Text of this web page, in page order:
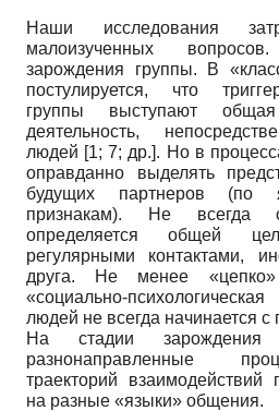
Наши исследования
малоизученных
зарождения группы. В
постулируется, что
группы выступают
деятельность,
людей [1; 7; др.]. Но в
оправданно выделять
будущих партнеров
признакам). Не всегда
определяется общей
регулярными контактами,
друга. Не менее
«социально-
людей не всегда начинается с
На стадии зарождения
разнонаправленные
траекторий взаимодействий
на разные «языки» общения.